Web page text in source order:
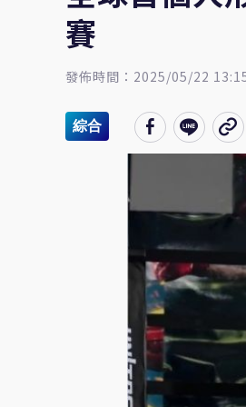
賽
發佈時間：2025/05/22
綜合